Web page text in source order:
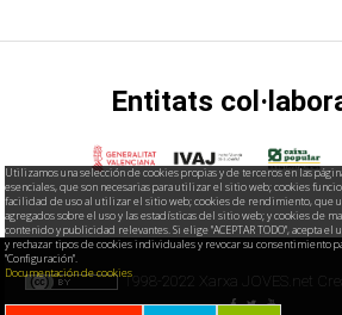
Utilizamos una selección de cookies propias y de terceros en las
esenciales, que son necesarias para utilizar el sitio web; cookies
facilidad de uso al utilizar el sitio web; cookies de rendimiento, que
agregados sobre el uso y las estadísticas del sitio web; y cookies de
contenido y publicidad relevantes. Si elige "ACEPTAR TODO", acepta el
y rechazar tipos de cookies individuales y revocar su consentimiento
"Configuración".
Documentación de cookies
Entitats
1998-2022 Xarxa JOVES.net
FOOTER